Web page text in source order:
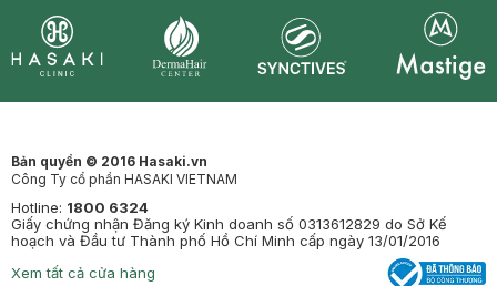
Bản quyền © 2016 Hasaki.vn
Công Ty cổ phần HASAKI VIETNAM
Hotline: 1800 6324
Giấy chứng nhận Đăng ký Kinh doanh số 0313612829 do Sở Kế
hoạch và Đầu tư Thành phố Hồ Chí Minh cấp ngày 13/01/2016
Xem tất cả cửa hàng